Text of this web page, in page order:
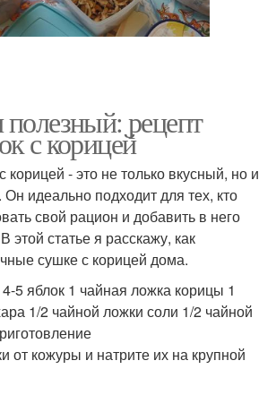
рецепт
с корицей
- это не только вкусный, но и
идеально подходит для тех, кто
свой рацион и добавить в него
этой статье я расскажу, как
сушке с корицей дома.
5 яблок 1 чайная ложка корицы 1
1/2 чайной ложки соли 1/2 чайной
от кожуры и натрите их на крупной